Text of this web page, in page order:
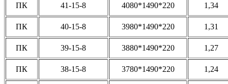
ПК 41-15-8 4080*1490*220 1,34
ПК 40-15-8 3980*1490*220 1,31
ПК 39-15-8 3880*1490*220 1,27
ПК 38-15-8 3780*1490*220 1,24